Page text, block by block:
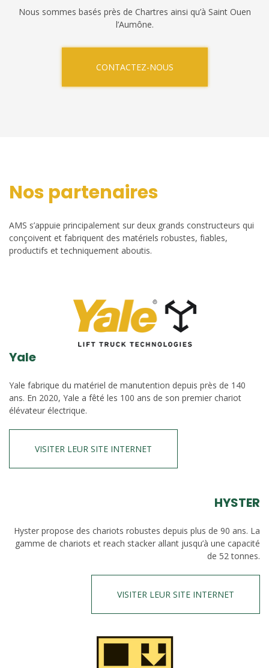
Nous sommes basés près de Chartres ainsi qu’à Saint Ouen
l’Aumône.
CONTACTEZ-NOUS
Nos partenaires
AMS s’appuie principalement sur deux grands constructeurs qui
conçoivent et fabriquent des matériels robustes, fiables,
productifs et techniquement aboutis.
Yale
Yale fabrique du matériel de manutention depuis près de 140
ans. En 2020, Yale a fêté les 100 ans de son premier chariot
élévateur électrique.
VISITER LEUR SITE INTERNET
HYSTER
Hyster propose des chariots robustes depuis plus de 90 ans. La
gamme de chariots et reach stacker allant jusqu’à une capacité
de 52 tonnes.
VISITER LEUR SITE INTERNET